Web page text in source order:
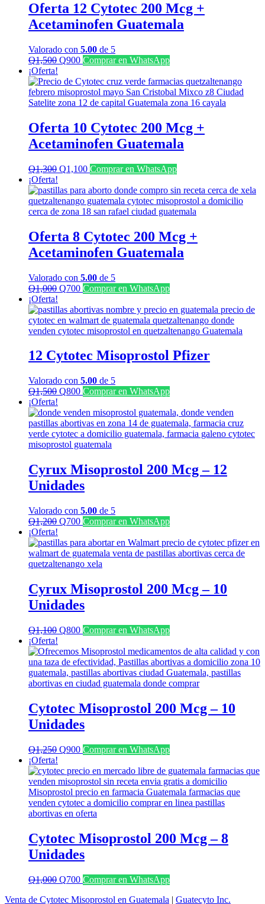
Oferta 12 Cytotec 200 Mcg +
Acetaminofen Guatemala
Valorado con 5.00 de 5
Q1,500 El
original
era:
Q1,500.
Q900El
actual
es:
Q900.
Comprar en WhatsApp
¡Oferta!
Oferta 10 Cytotec 200 Mcg +
Acetaminofen Guatemala
Q1,300 El
original
era:
Q1,300.
Q1,100El
actual
es:
Q1,100.
Comprar en WhatsApp
¡Oferta!
Oferta 8 Cytotec 200 Mcg +
Acetaminofen Guatemala
Valorado con 5.00 de 5
Q1,000 El
original
era:
Q1,000.
Q700El
actual
es:
Q700.
Comprar en WhatsApp
¡Oferta!
12 Cytotec Misoprostol Pfizer
Valorado con 5.00 de 5
Q1,500 El
original
era:
Q1,500.
Q800El
actual
es:
Q800.
Comprar en WhatsApp
¡Oferta!
Cyrux Misoprostol 200 Mcg – 12
Unidades
Valorado con 5.00 de 5
Q1,200 El
original
era:
Q1,200.
Q700El
actual
es:
Q700.
Comprar en WhatsApp
¡Oferta!
Cyrux Misoprostol 200 Mcg – 10
Unidades
Q1,100 El
original
era:
Q1,100.
Q800El
actual
es:
Q800.
Comprar en WhatsApp
¡Oferta!
Cytotec Misoprostol 200 Mcg – 10
Unidades
Q1,250 El
original
era:
Q1,250.
Q900El
actual
es:
Q900.
Comprar en WhatsApp
¡Oferta!
Cytotec Misoprostol 200 Mcg – 8
Unidades
Q1,000 El
original
Q700El
actual
Comprar en WhatsApp
Venta de Cytotec Misoprostol en Guatemala | Guatecyto Inc.